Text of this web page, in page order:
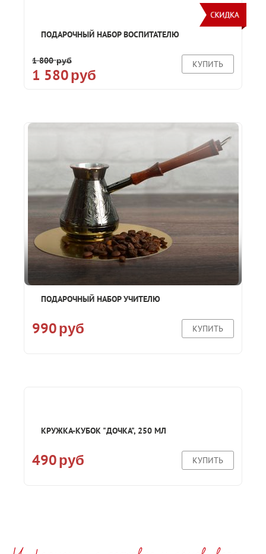
ПОДАРОЧНЫЙ НАБОР ВОСПИТАТЕЛЮ
1 800 руб
1 580 руб
КУПИТЬ
ПОДАРОЧНЫЙ НАБОР УЧИТЕЛЮ
990 руб КУПИТЬ
КРУЖКА-КУБОК "ДОЧКА", 250 МЛ
490 руб КУПИТЬ